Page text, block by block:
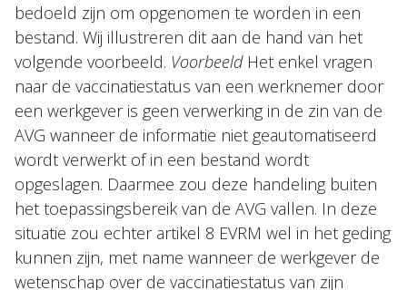
bedoeld zijn om opgenomen te worden in een
bestand. Wij illustreren dit aan de hand van het
volgende voorbeeld. VoorbeeldHet enkel vragen
naar de vaccinatiestatus van een werknemer door
een werkgever is geen verwerking in de zin van de
AVG wanneer de informatie niet geautomatiseerd
wordt verwerkt of in een bestand wordt
opgeslagen. Daarmee zou deze handeling buiten
het toepassingsbereik van de AVG vallen. In deze
situatie zou echter artikel 8 EVRM wel in het geding
kunnen zijn, met name wanneer de werkgever de
wetenschap over de vaccinatiestatus van zijn